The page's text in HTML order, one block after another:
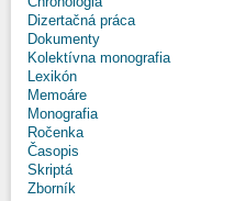
Dizertačná práca
Dokumenty
Kolektívna monografia
Lexikón
Memoáre
Monografia
Ročenka
Časopis
Skriptá
Zborník